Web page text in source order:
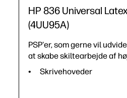
HP 836 Universal
(4UU95A)
PSP'er, som gerne vil
at skabe skiltearbejde af
Skrivehoveder